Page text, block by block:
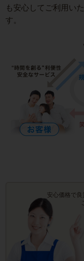
も安心してご利用い
す。
安心価格で良